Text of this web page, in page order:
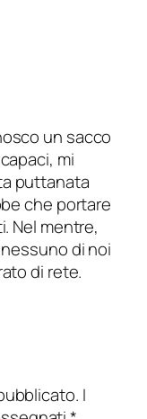
un sacco
mi
puttanata
che portare
Nel mentre,
di noi
di rete.
I